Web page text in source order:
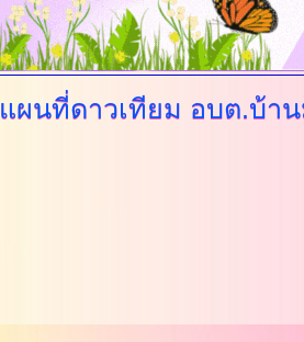
แผนที่ดาวเทียม อบต.บ้า